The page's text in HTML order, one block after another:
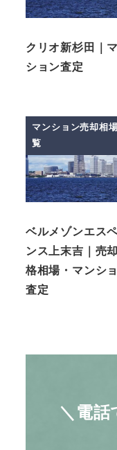
クリオ新杉田｜
ション査定
マンション売却相
覧
ベルメゾンエス
ンス上末吉｜売
格相場・マンシ
査定
＼電話